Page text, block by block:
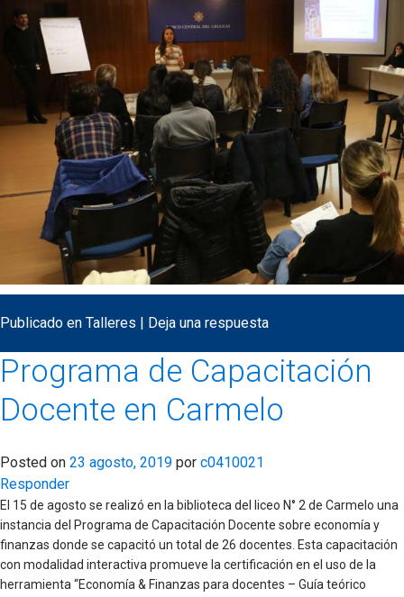
Publicado en Talleres | Deja una respuesta
Programa de Capacitación
Docente en Carmelo
Posted on 23 agosto, 2019 por c0410021
Responder
El 15 de agosto se realizó en la biblioteca del liceo N° 2 de Carmelo una
instancia del Programa de Capacitación Docente sobre economía y
finanzas donde se capacitó un total de 26 docentes. Esta capacitación
con modalidad interactiva promueve la certificación en el uso de la
herramienta “Economía & Finanzas para docentes – Guía teórico